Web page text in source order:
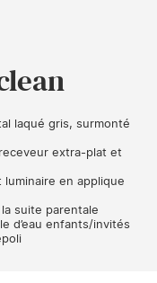
laqué gris, surmonté
extra-plat et
en applique
suite parentale
d’eau enfants/invités